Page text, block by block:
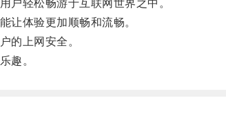
轻松畅游于互联网世界之中。
体验更加顺畅和流畅。
的上网安全。
趣。